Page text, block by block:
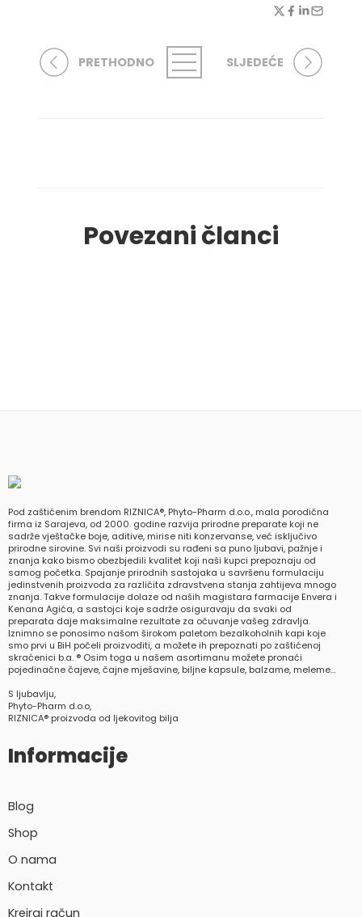
PRETHODNO SLJEDEĆE
Povezani članci
Pod zaštićenim brendom RIZNICA®, Phyto-Pharm d.o.o., mala porodična
firma iz Sarajeva, od 2000. godine razvija prirodne preparate koji ne
sadrže vještačke boje, aditive, mirise niti konzervanse, već isključivo
prirodne sirovine. Svi naši proizvodi su rađeni sa puno ljubavi, pažnje i
znanja kako bismo obezbjedili kvalitet koji naši kupci prepoznaju od
samog početka. Spajanje prirodnih sastojaka u savršenu formulaciju
jedinstvenih proizvoda za različita zdravstvena stanja zahtijeva mnogo
znanja. Takve formulacije dolaze od naših magistara farmacije Envera i
Kenana Agića, a sastojci koje sadrže osiguravaju da svaki od
preparata daje maksimalne rezultate za očuvanje vašeg zdravlja.
Iznimno se ponosimo našom širokom paletom bezalkoholnih kapi koje
smo prvi u BiH počeli proizvoditi, a možete ih prepoznati po zaštićenoj
skraćenici b.a. ® Osim toga u našem asortimanu možete pronaći
pojedinačne čajeve, čajne mješavine, biljne kapsule, balzame, meleme…
S ljubavlju,
Phyto-Pharm d.o.o,
RIZNICA® proizvoda od ljekovitog bilja
Informacije
Blog
Shop
O nama
Kontakt
Kreiraj račun